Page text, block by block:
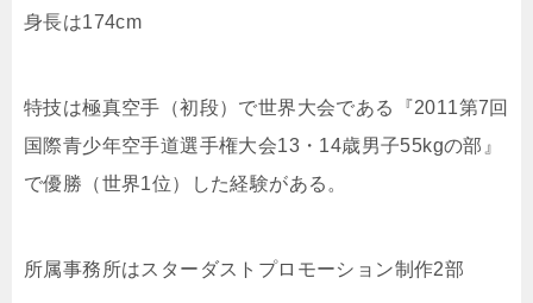
身長は174cm
特技は極真空手（初段）で世界大会である『2011第7回
国際青少年空手道選手権大会13・14歳男子55kgの部』
で優勝（世界1位）した経験がある。
所属事務所はスターダストプロモーション制作2部